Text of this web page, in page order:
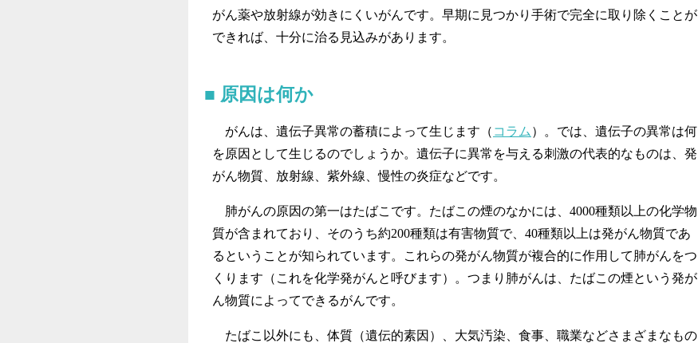
がん薬や放射線が効きにくいがんです。早期に見つかり手術で完全に取り除くことが
できれば、十分に治る見込みがあります。
原因は何か
がんは、遺伝子異常の蓄積によって生じます（ コラム ）。では、遺伝子の異常は何
を原因として生じるのでしょうか。遺伝子に異常を与える刺激の代表的なものは、発
がん物質、放射線、紫外線、慢性の炎症などです。
肺がんの原因の第一はたばこです。たばこの煙のなかには、4000種類以上の化学物
質が含まれており、そのうち約200種類は有害物質で、40種類以上は発がん物質であ
るということが知られています。これらの発がん物質が複合的に作用して肺がんをつ
くります（これを化学発がんと呼びます）。つまり肺がんは、たばこの煙という発が
ん物質によってできるがんです。
たばこ以外にも、体質（遺伝的素因）、大気汚染、食事、職業などさまざまなもの